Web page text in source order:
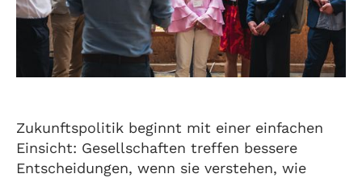
Zukunftspolitik beginnt mit einer einfachen
Einsicht: Gesellschaften treffen bessere
Entscheidungen, wenn sie verstehen, wie